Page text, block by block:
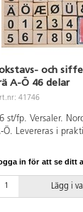
och
A-Ö 46 delar
41746
st/fp. Versaler.
Ö. Levereras i
i
Mått:
in för att se ditt
Lägg i